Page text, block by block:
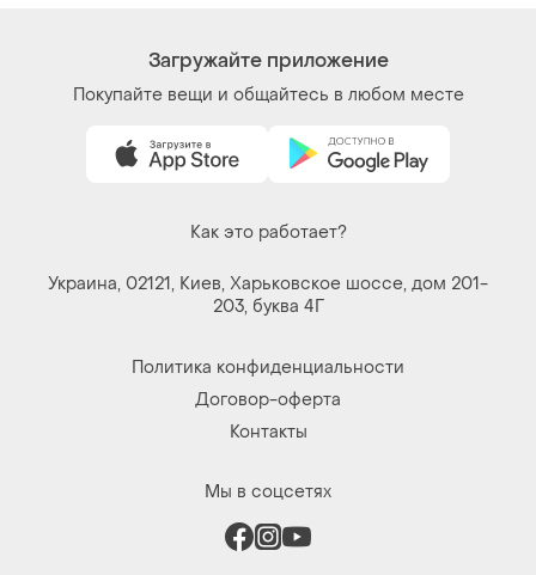
Загружайте приложение
Покупайте вещи и общайтесь в любом месте
Как это работает?
Украина, 02121, Киев, Харьковское шоссе, дом 201-
203, буква 4Г
Политика конфиденциальности
Договор-оферта
Контакты
Мы в соцсетях